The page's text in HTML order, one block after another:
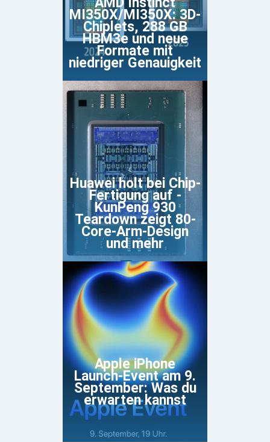
MI350X/MI350X: 3D-
Chiplets, 288 GB
HBM3e und neue
Formate mit
niedriger Genauigkeit
Huawei holt bei Chip-
Fertigung auf -
KunPeng 930
Teardown zeigt 80-
Core-Arm-Design
und mehr
Apple iPhone
Launch-Event am 9.
September: Was du
erwarten kannst